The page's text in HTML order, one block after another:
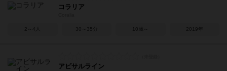
コラリア
2～4人 30～35分 10歳～ 2019年
アビサルライン